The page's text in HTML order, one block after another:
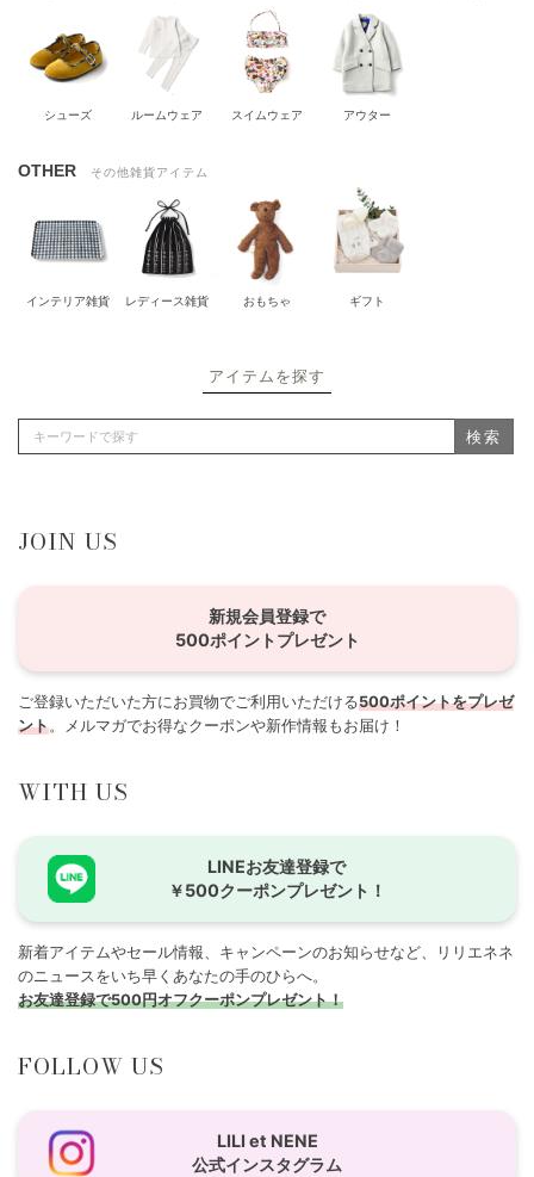
シューズ ルームウェア スイムウェア アウター
OTHER その他雑貨アイテム
インテリア雑貨 レディース雑貨 おもちゃ ギフト
アイテムを探す
検索
JOIN US
新規会員登録で
500ポイントプレゼント
ご登録いただいた方にお買物でご利用いただける500ポイントをプレゼ
ント。メルマガでお得なクーポンや新作情報もお届け！
WITH US
LINEお友達登録で
￥500クーポンプレゼント！
新着アイテムやセール情報、キャンペーンのお知らせなど、リリエネネ
のニュースをいち早くあなたの手のひらへ。
お友達登録で500円オフクーポンプレゼント！
FOLLOW US
LILI et NENE
公式インスタグラム